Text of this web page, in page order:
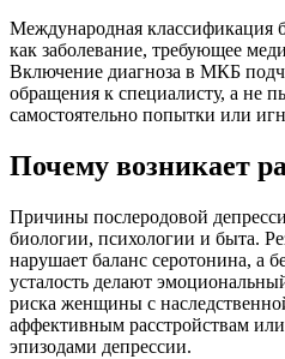
Международная классификация
как заболевание, требующее
Включение диагноза в МКБ
обращения к специалисту, а не
самостоятельно попытки или
Почему возникает
Причины послеродовой
биологии, психологии и быта.
нарушает баланс серотонина, а
усталость делают
риска женщины с
аффективным расстройствам
эпизодами депрессии.